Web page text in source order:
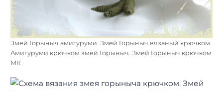
Змей Горыныч амигуруми. Змей Горыныч вязаный крючком.
Амигуруми крючком змей Горыныч. Змей Горыныч крючком
МК